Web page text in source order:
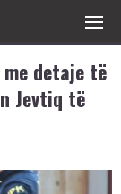
detaje të
Jevtiq të